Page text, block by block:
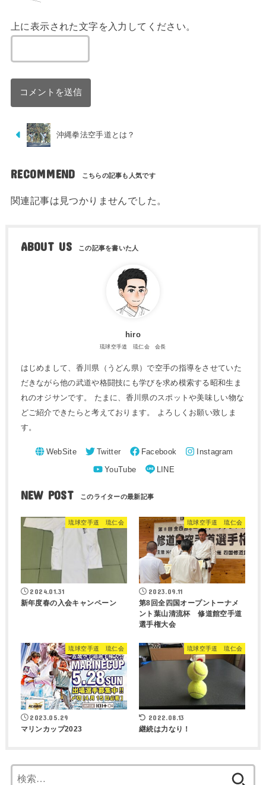
上に表示された文字を入力してください。
沖縄拳法空手道とは？
RECOMMEND
関連記事は見つかりませんでした。
ABOUT US
hiro
琉球空手道 琉仁会 会長
はじめまして、香川県（うどん県）で空手の指導をさせていた
だきながら他の武道や格闘技にも学びを求め模索する昭和生ま
れのオジサンです。 たまに、香川県のスポットや美味しい物な
どご紹介できたらと考えております。 よろしくお願い致しま
す。
NEW POST
琉球空手道 琉仁会
2024.01.31
新年度春の入会キャンペーン
琉球空手道 琉仁会
2023.09.11
第8回全四国オープントーナメ
ント葉山清流杯 修道館空手道
選手権大会
琉球空手道 琉仁会
2023.05.29
マリンカップ2023
琉球空手道 琉仁会
2022.08.13
継続は力なり！